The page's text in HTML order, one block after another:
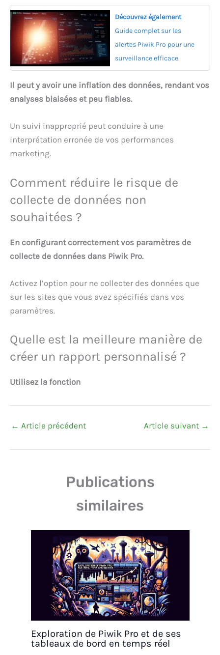
Découvrez également
Guide complet sur les
alertes Piwik Pro pour une
surveillance efficace
Il peut y avoir une inflation des données, rendant vos
analyses biaisées et peu fiables.
Un suivi inapproprié peut conduire à une
interprétation erronée de vos performances
marketing.
Comment réduire le risque de
collecte de données non
souhaitées ?
En configurant correctement vos paramètres de
collecte de données dans Piwik Pro.
Activez l’option pour ne collecter des données que
sur les sites que vous avez spécifiés dans vos
paramètres.
Quelle est la meilleure manière de
créer un rapport personnalisé ?
Utilisez la fonction
← Article précédent Article suivant →
Publications
similaires
Exploration de Piwik Pro et de ses
tableaux de bord en temps réel